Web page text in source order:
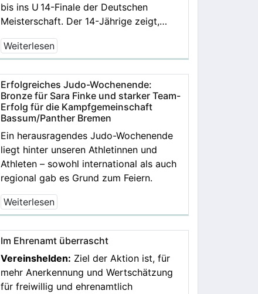
bis ins U 14-Finale der Deutschen
Meisterschaft. Der 14-Jährige zeigt,…
Weiterlesen
Erfolgreiches Judo-Wochenende:
Bronze für Sara Finke und starker Team-
Erfolg für die Kampfgemeinschaft
Bassum/Panther Bremen
Ein herausragendes Judo-Wochenende
liegt hinter unseren Athletinnen und
Athleten – sowohl international als auch
regional gab es Grund zum Feiern.
Weiterlesen
Im Ehrenamt überrascht
Vereinshelden: Ziel der Aktion ist, für
mehr Anerkennung und Wertschätzung
für freiwillig und ehrenamtlich